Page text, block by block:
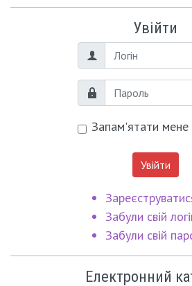
Увійти
Логін
Пароль
Запам'ятати мене
Увійти
Забули свій
Забули свій
Електронний